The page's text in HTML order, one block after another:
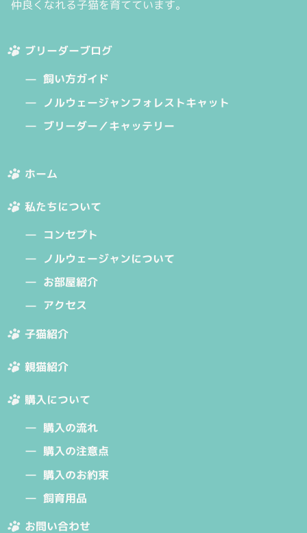
仲良くなれる子猫を育てています。
ブリーダーブログ
飼い方ガイド
ノルウェージャンフォレストキャット
ブリーダー／キャッテリー
ホーム
私たちについて
コンセプト
ノルウェージャンについて
お部屋紹介
アクセス
子猫紹介
親猫紹介
購入について
購入の流れ
購入の注意点
購入のお約束
飼育用品
お問い合わせ